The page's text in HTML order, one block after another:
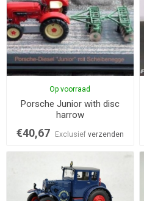
Op voorraad
Porsche Junior with disc
harrow
€40,67 Exclusief verzenden